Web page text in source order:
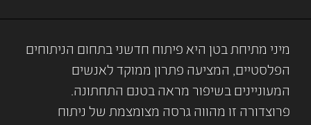
מיני מתיחת בטן היא פיתוח חדשני בתחום הניתוחים
הפלסטיים, המציעה פתרון ממוקד לאנשים
המעוניינים בשיפור מראה בטנם התחתונה.
פרוצדורה זו מהווה גרסה מצומצמת של ניתוח